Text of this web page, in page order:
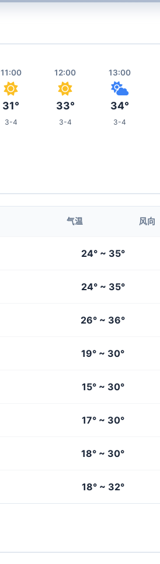
11:00
31°
3-4
12:00
33°
3-4
13:00
34°
3-4
3-4 3-4 3-4
气温 风向
24° ~ 35°
24° ~ 35°
26° ~ 36°
19° ~ 30°
15° ~ 30°
17° ~ 30°
18° ~ 30°
18° ~ 32°